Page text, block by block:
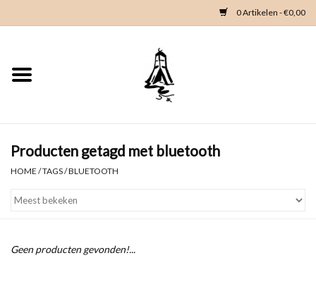
0 Artikelen - €0,00
Home
Kleding
Producten getagd met bluetooth
HOME /TAGS/BLUETOOTH
Geen producten gevonden!...